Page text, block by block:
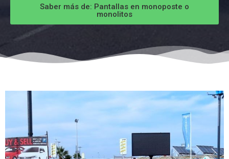
Saber más de: Pantallas en monoposte o
monolitos